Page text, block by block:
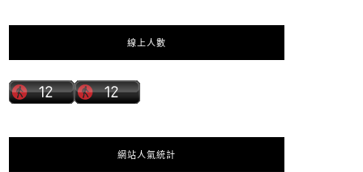
線上人數
網站人氣統計